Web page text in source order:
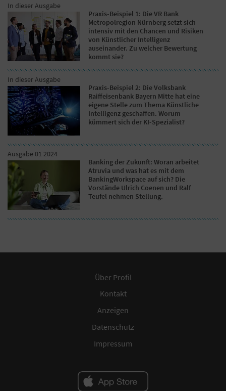
In dieser Ausgabe
Praxis-Beispiel 1: Die VR Bank
Metropolregion Nürnberg setzt sich
intensiv mit den Chancen und Risiken
von Künstlicher Intelligenz
auseinander. Zu welcher Bewertung
kommt sie?
In dieser Ausgabe
Praxis-Beispiel 2: Die Volksbank
Raiffeisenbank Bayern Mitte hat eine
eigene Stelle zum Thema Künstliche
Intelligenz geschaffen. Worum
kümmert sich der KI-Spezialist?
Ausgabe 01 2024
Banking der Zukunft: Woran arbeitet
Atruvia und was hat es mit dem
BankingWorkspace auf sich? Die
Vorstände Ulrich Coenen und Ralf
Teufel nehmen Stellung.
Über Profil
Kontakt
Anzeigen
Datenschutz
Impressum